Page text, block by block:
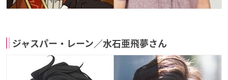
ジャスパー・レーン／水石亜飛夢さん